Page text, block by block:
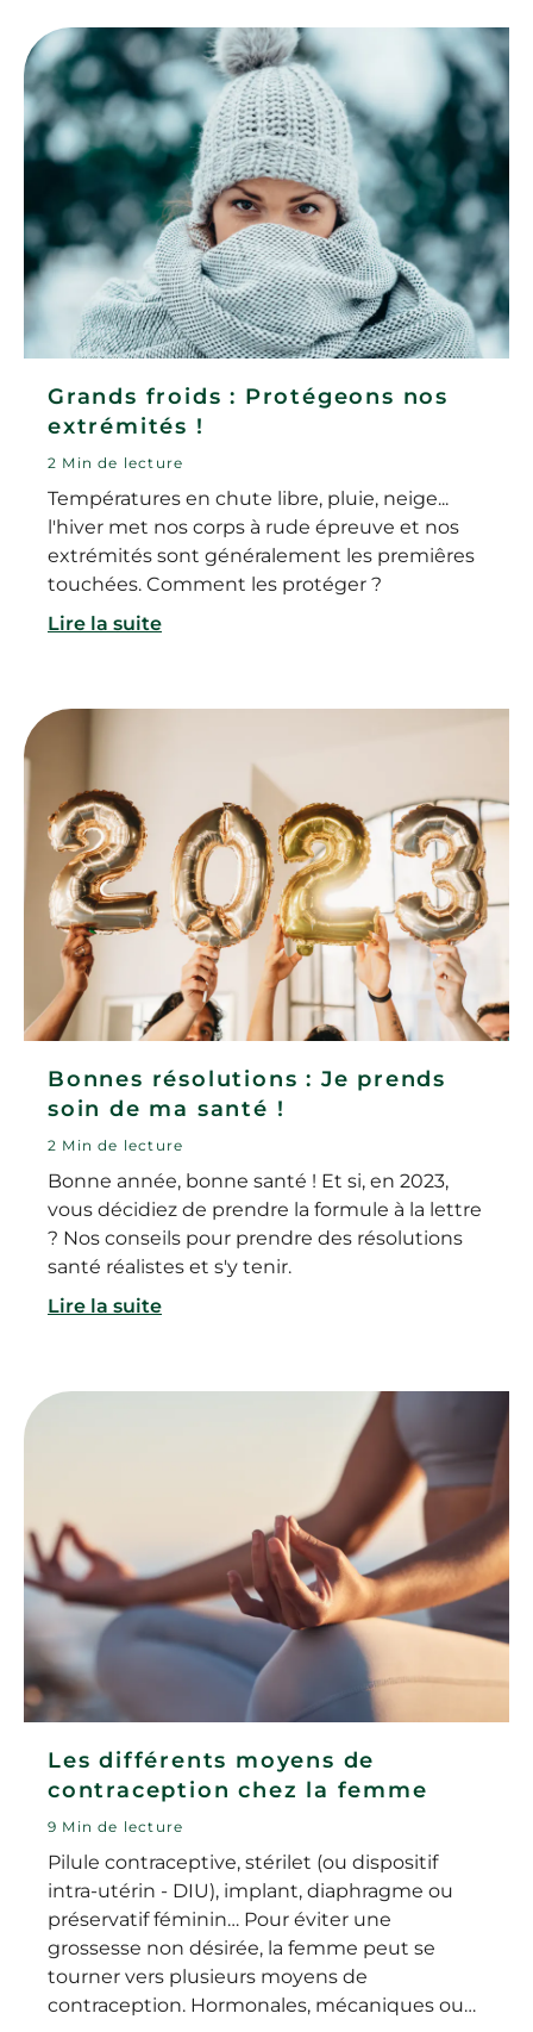
Grands froids : Protégeons nos
extrémités !
2 Min de lecture
Températures en chute libre, pluie, neige...
l'hiver met nos corps à rude épreuve et nos
extrémités sont généralement les premiêres
touchées. Comment les protéger ?
Lire la suite
Bonnes résolutions : Je prends
soin de ma santé !
2 Min de lecture
Bonne année, bonne santé ! Et si, en 2023,
vous décidiez de prendre la formule à la lettre
? Nos conseils pour prendre des résolutions
santé réalistes et s'y tenir.
Lire la suite
Les différents moyens de
contraception chez la femme
9 Min de lecture
Pilule contraceptive, stérilet (ou dispositif
intra-utérin - DIU), implant, diaphragme ou
préservatif féminin… Pour éviter une
grossesse non désirée, la femme peut se
tourner vers plusieurs moyens de
contraception. Hormonales, mécaniques ou